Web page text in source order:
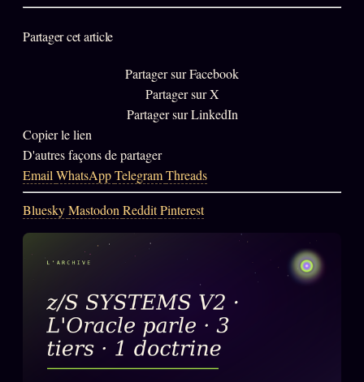
L'ORACLE Z/S
Chat Oracle
Oracle z/S
Oracle Éclair
Oracle Couples
Oracle Famille
Partager cet article
Partager sur Facebook
Partager sur X
Partager sur LinkedIn
Copier le lien
D'autres façons de partager
Email WhatsAppTelegramThreads
BlueskyMastodon RedditPinterest